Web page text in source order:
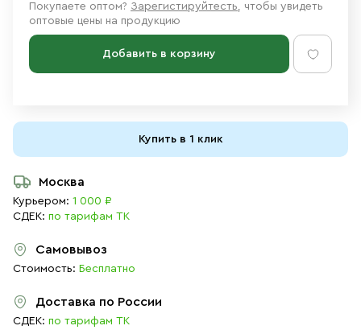
Покупаете оптом? Зарегистируйтесть, чтобы увидеть
оптовые цены на продукцию
Добавить в корзину
Купить в 1 клик
Москва
Курьером: 1 000 ₽
СДЕК: по тарифам ТК
Самовывоз
Стоимость: Бесплатно
Доставка по России
СДЕК: по тарифам ТК